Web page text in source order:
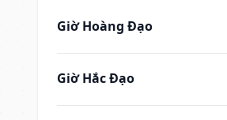
Giờ Hoàng Đạo
Giờ Hắc Đạo